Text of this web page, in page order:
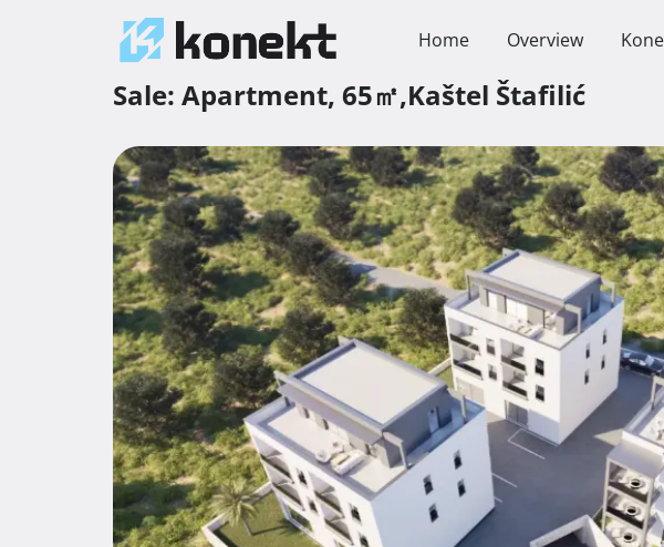
Home Overview
Sale: Apartment, 65㎡,Kaštel Štafilić